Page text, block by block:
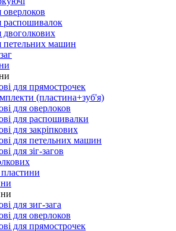
оверлоков
распошивалок
двоголкових
петельних машин
для прямострочек
(пластина+зуб'я)
для оверлоков
для распошивалки
для закріпкових
для петельних машин
для зіг-загов
для зиг-зага
для оверлоков
для прямострочек